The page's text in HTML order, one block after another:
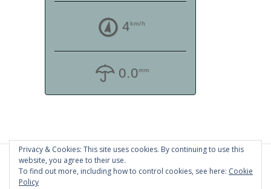
4km/h
0.0mm
Privacy & Cookies: This site uses cookies. By continuing to use this
website, you agree to their use.
To find out more, including how to control cookies, see here: Cookie
Policy